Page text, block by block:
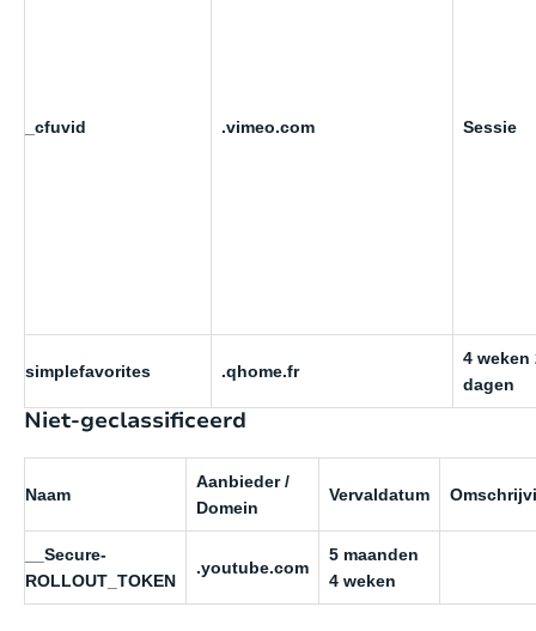
_cfuvid .vimeo.com Sessie
simplefavorites .qhome.fr
4 weken
dagen
Niet-geclassificeerd
Naam
Aanbieder /
Domein
Vervaldatum
__Secure-
ROLLOUT_TOKEN
.youtube.com
5 maanden
4 weken